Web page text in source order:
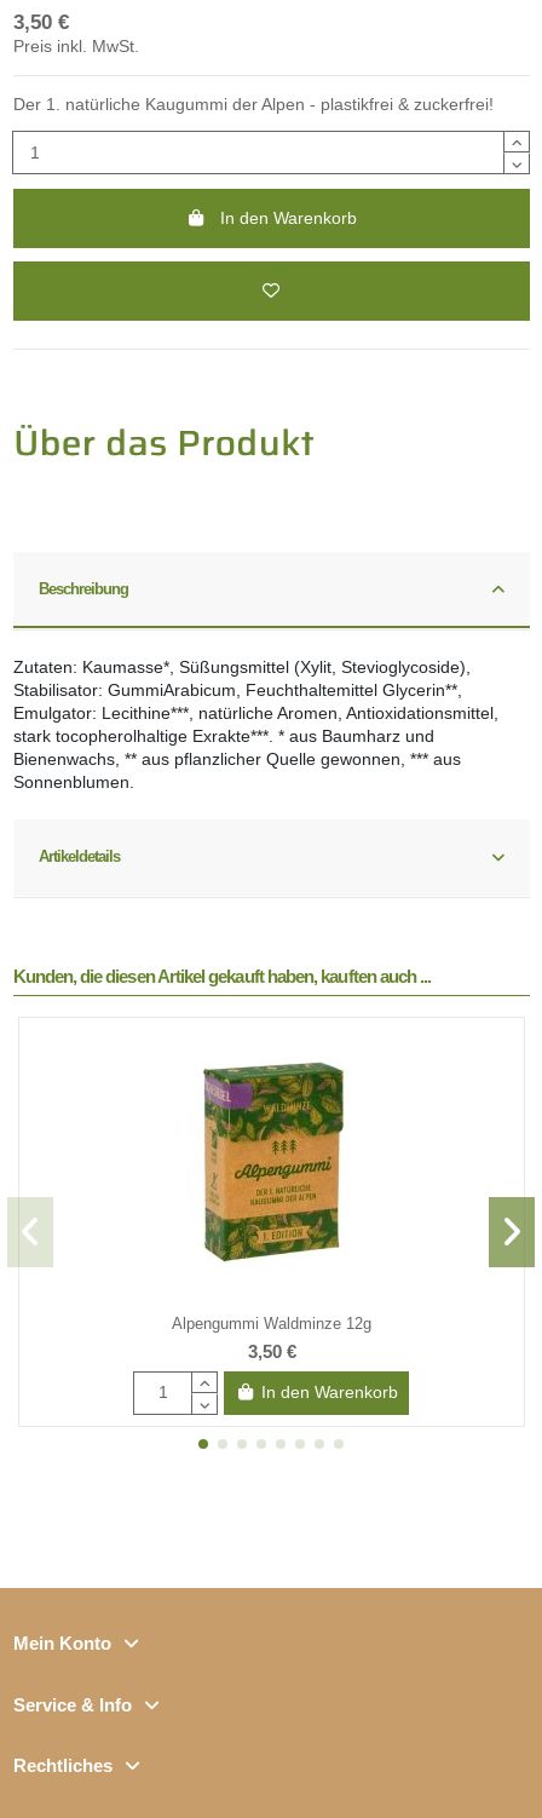
3,50 €
Preis inkl. MwSt.
Der 1. natürliche Kaugummi der Alpen - plastikfrei & zuckerfrei!
In den Warenkorb
Beschreibung
Zutaten: Kaumasse*, Süßungsmittel (Xylit, Stevioglycoside),
Stabilisator: GummiArabicum, Feuchthaltemittel Glycerin**,
Emulgator: Lecithine***, natürliche Aromen, Antioxidationsmittel,
stark tocopherolhaltige Exrakte***. * aus Baumharz und
Bienenwachs, ** aus pflanzlicher Quelle gewonnen, *** aus
Sonnenblumen.
Artikeldetails
Kunden, die diesen Artikel gekauft haben, kauften auch ...
Alpengummi Waldminze 12g
3,50 €
In den Warenkorb
Mein Konto
Service & Info
Rechtliches